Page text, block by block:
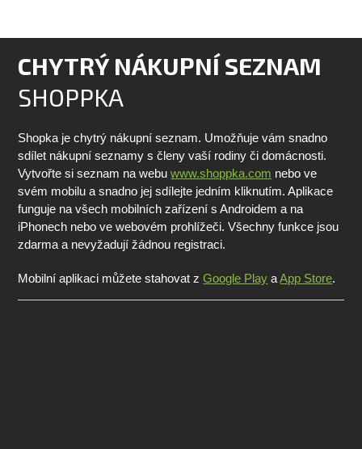
CHYTRÝ NÁKUPNÍ SEZNAM
SHOPPKA
Shopka je chytrý nákupní seznam. Umožňuje vám snadno
sdílet nákupní seznamy s členy vaší rodiny či domácnosti.
Vytvořte si seznam na webuwww.shoppka.com nebo ve
svém mobilu a snadno jej sdílejte jedním kliknutím. Aplikace
funguje na všech mobilních zařízení s Androidem a na
iPhonech nebo ve webovém prohlížeči. Všechny funkce jsou
zdarma a nevyžadují žádnou registraci.
Mobilní aplikaci můžete stahovat zGoogle Play aApp Store.